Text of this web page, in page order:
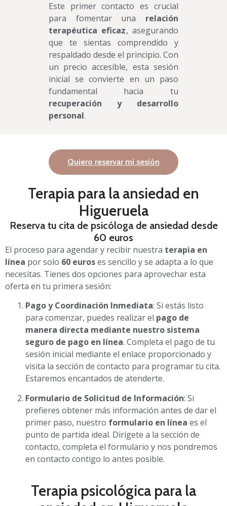
Este primer contacto es crucial
para fomentar una relación
terapéutica eficaz, asegurando
que te sientas comprendido y
respaldado desde el principio. Con
un precio accesible, esta sesión
inicial se convierte en un paso
fundamental hacia tu
recuperación y desarrollo
personal.
Quiero reservar mi sesión
Terapia para la ansiedad en
Higueruela
Reserva tu cita de psicóloga de ansiedad desde
60 euros
El proceso para agendar y recibir nuestra terapia en
línea por solo 60 euroses sencillo y se adapta a lo que
necesitas. Tienes dos opciones para aprovechar esta
oferta en tu primera sesión:
Pago y Coordinación Inmediata: Si estás listo
para comenzar, puedes realizar el pago de
manera directa mediante nuestro sistema
seguro de pago en línea. Completa el pago de tu
sesión inicial mediante el enlace proporcionado y
visita la sección de contacto para programar tu cita.
Estaremos encantados de atenderte.
Formulario de Solicitud de Información: Si
prefieres obtener más información antes de dar el
primer paso, nuestro formulario en línea es el
punto de partida ideal. Dirígete a la sección de
contacto, completa el formulario y nos pondremos
en contacto contigo lo antes posible.
Terapia psicológica para la